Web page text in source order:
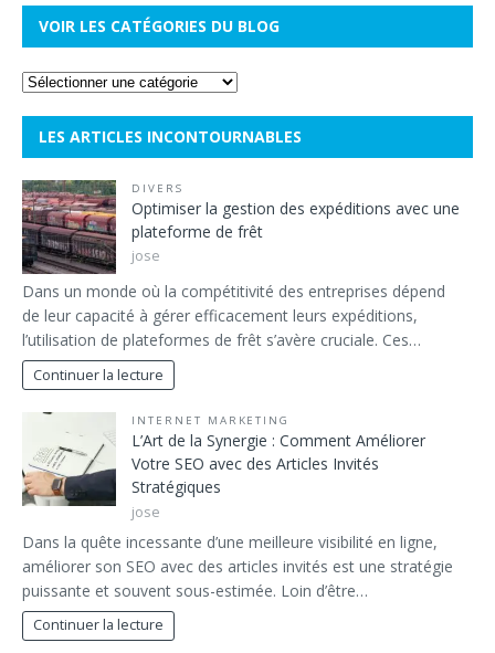
VOIR LES CATÉGORIES DU BLOG
LES ARTICLES INCONTOURNABLES
DIVERS
Optimiser la gestion des expéditions avec une
plateforme de frêt
jose
Dans un monde où la compétitivité des entreprises dépend
de leur capacité à gérer efficacement leurs expéditions,
l’utilisation de plateformes de frêt s’avère cruciale. Ces…
Continuer la lecture
INTERNET MARKETING
L’Art de la Synergie : Comment Améliorer
Votre SEO avec des Articles Invités
Stratégiques
jose
Dans la quête incessante d’une meilleure visibilité en ligne,
améliorer son SEO avec des articles invités est une stratégie
puissante et souvent sous-estimée. Loin d’être…
Continuer la lecture